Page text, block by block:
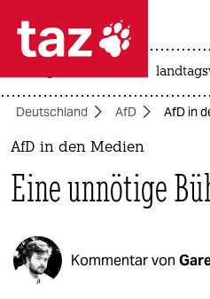
 taz zahl
taz zahl ich
politik
öko
gesellschaft
Deutschland AfD AfD in
AfD in den Medien
Eine unnötige
Kommentar von